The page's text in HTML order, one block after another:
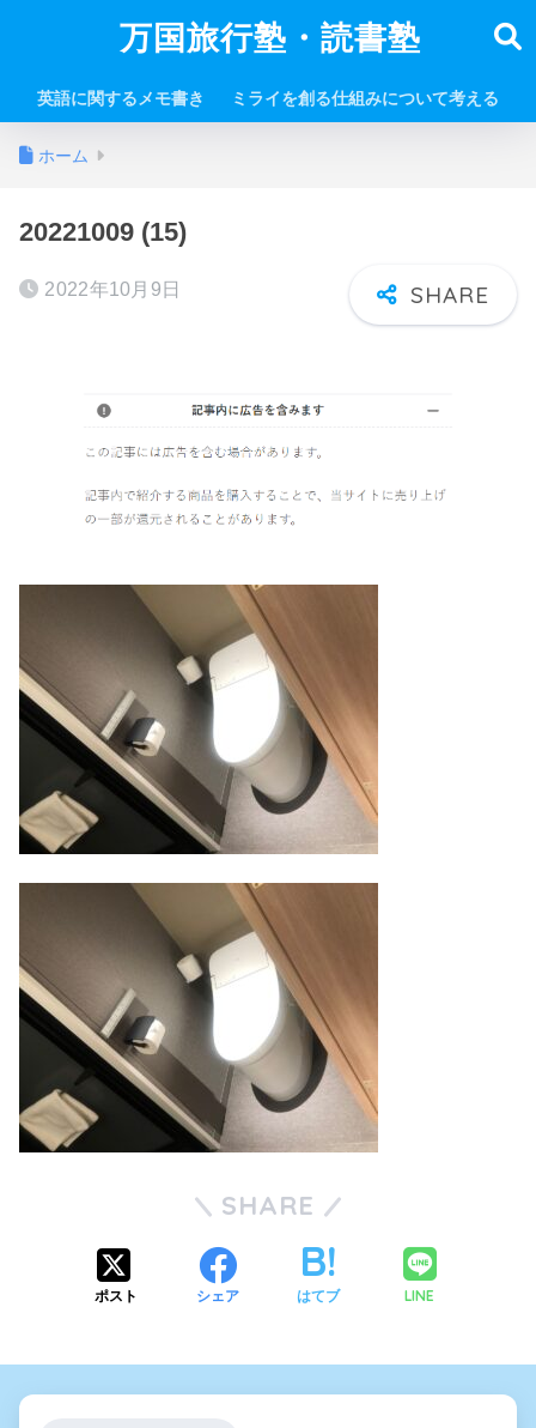
万国旅行塾・読書塾
英語に関するメモ書き ミライを創る仕組みについて考える
ホーム
20221009 (15)
2022年10月9日
SHARE
ポスト シェア はてブ LINE